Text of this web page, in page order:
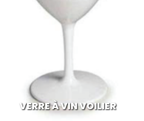
VERRE À VIN VOILIER